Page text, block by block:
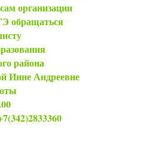
организации
обращаться
района
Инне Андреевне